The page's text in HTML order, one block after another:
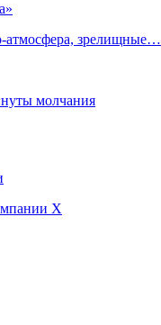
зрелищные…
молчания
X